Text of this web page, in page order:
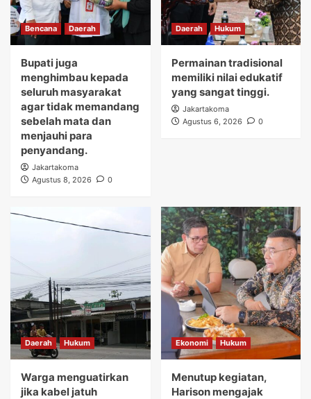
Bencana Daerah
Bupati juga
menghimbau kepada
seluruh masyarakat
agar tidak memandang
sebelah mata dan
menjauhi para
penyandang.
Jakartakoma
Agustus 8, 2026
0
Daerah Hukum
Permainan tradisional
memiliki nilai edukatif
yang sangat tinggi.
Jakartakoma
Agustus 6, 2026
0
Daerah Hukum
Warga menguatirkan
jika kabel jatuh
Ekonomi Hukum
Menutup kegiatan,
Harison mengajak